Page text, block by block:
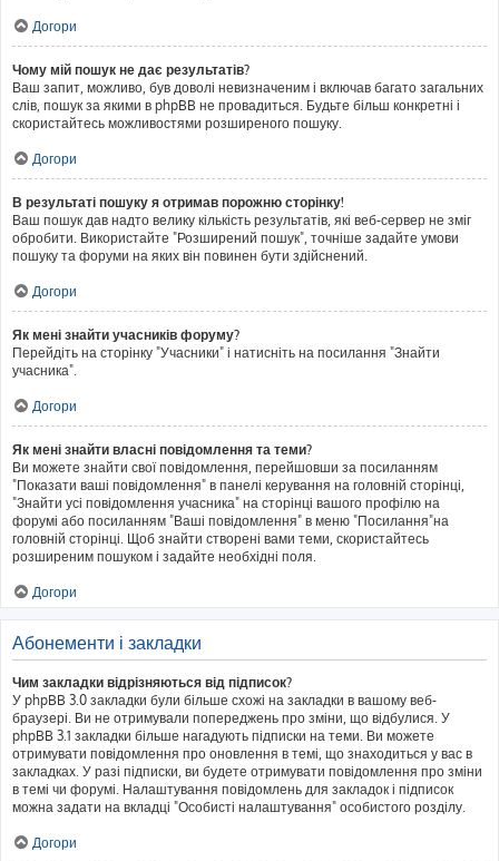
Догори
Чому мій пошук не дає результатів?
Ваш запит, можливо, був доволі невизначеним і включав багато загальних
слів, пошук за якими в phpBB не провадиться. Будьте більш конкретні і
скористайтесь можливостями розширеного пошуку.
Догори
В результаті пошуку я отримав порожню сторінку!
Ваш пошук дав надто велику кількість результатів, які веб-сервер не зміг
обробити. Використайте "Розширений пошук", точніше задайте умови
пошуку та форуми на яких він повинен бути здійснений.
Догори
Як мені знайти учасників форуму?
Перейдіть на сторінку "Учасники" і натисніть на посилання "Знайти
учасника".
Догори
Як мені знайти власні повідомлення та теми?
Ви можете знайти свої повідомлення, перейшовши за посиланням
"Показати ваші повідомлення" в панелі керування на головній сторінці,
"Знайти усі повідомлення учасника" на сторінці вашого профілю на
форумі або посиланням "Ваші повідомлення" в меню "Посилання"на
головній сторінці. Щоб знайти створені вами теми, скористайтесь
розширеним пошуком і задайте необхідні поля.
Догори
Абонементи і закладки
Чим закладки відрізняються від підписок?
У phpBB 3.0 закладки були більше схожі на закладки в вашому веб-
браузері. Ви не отримували попереджень про зміни, що відбулися. У
phpBB 3.1 закладки більше нагадують підписки на теми. Ви можете
отримувати повідомлення про оновлення в темі, що знаходиться у вас в
закладках. У разі підписки, ви будете отримувати повідомлення про зміни
в темі чи форумі. Налаштування повідомлень для закладок і підписок
можна задати на вкладці "Особисті налаштування" особистого розділу.
Догори